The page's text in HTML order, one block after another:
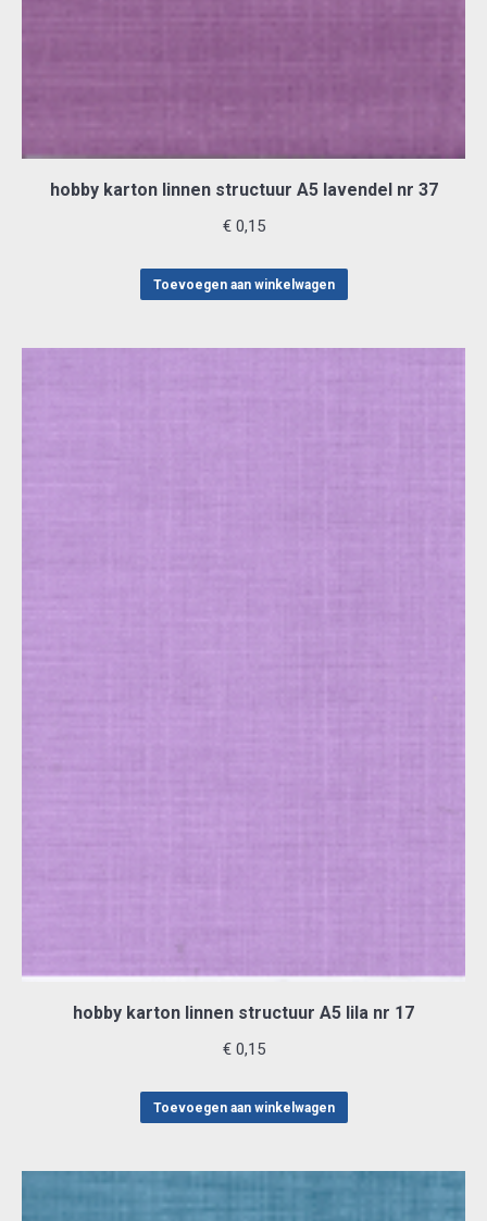
hobby karton linnen structuur A5 lavendel nr 37
€0,15
Toevoegen aan winkelwagen
hobby karton linnen structuur A5 lila nr 17
€0,15
Toevoegen aan winkelwagen